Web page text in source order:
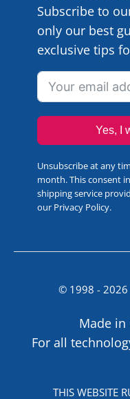
Subscribe to
only our best
exclusive tips
Yes, I
Unsubscribe at any
month. This consent
shipping service
our Privacy Policy.
© 1998 - 2026
Made
For all
THIS WEBSITE